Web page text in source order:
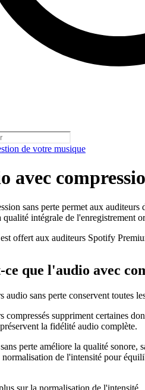
de votre musique
avec
sans perte permet aux
qualité intégrale de l'enregistrement
offert aux auditeurs Spotify
ce que l'audio avec
audio sans perte conservent toutes
compressés suppriment certaines
la fidélité audio complète.
perte améliore la qualité
de l'intensité pour
sur la normalisation de l'intensité